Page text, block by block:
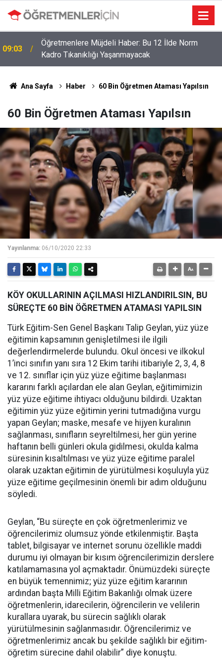
Öğretmenlere Müjdeli Haber: Bu 12 İlde Norm
Kadro Tıkanıklığı Yaşanmayacak
19:02
Öğretmenler İçin Son Saatler! MEB E-Sınav Görev
Başvurularında Süre Doluyor
Ana Sayfa Haber 60 Bin Öğretmen Ataması Yapılsın
60 Bin Öğretmen Ataması Yapılsın
Yayınlanma: 06/10/2020 22:33
KÖY OKULLARININ AÇILMASI HIZLANDIRILSIN, BU
SÜREÇTE 60 BİN ÖĞRETMEN ATAMASI YAPILSIN
Türk Eğitim-Sen Genel Başkanı Talip Geylan, yüz yüze
eğitimin kapsamının genişletilmesi ile ilgili
değerlendirmelerde bulundu. Okul öncesi ve ilkokul
1’inci sınıfın yanı sıra 12 Ekim tarihi itibariyle 2, 3, 4, 8
ve 12. sınıflar için yüz yüze eğitime başlanması
kararını farklı açılardan ele alan Geylan, eğitimimizin
yüz yüze eğitime ihtiyacı olduğunu bildirdi. Uzaktan
eğitimin yüz yüze eğitimin yerini tutmadığına vurgu
yapan Geylan; maske, mesafe ve hijyen kuralının
sağlanması, sınıfların seyreltilmesi, her gün yerine
haftanın belli günleri okula gidilmesi, okulda kalma
süresinin kısaltılması ve yüz yüze eğitime paralel
olarak uzaktan eğitimin de yürütülmesi koşuluyla yüz
yüze eğitime geçilmesinin önemli bir adım olduğunu
söyledi.
Geylan, “Bu süreçte en çok öğretmenlerimiz ve
öğrencilerimiz olumsuz yönde etkilenmiştir. Başta
tablet, bilgisayar ve internet sorunu özellikle maddi
durumu iyi olmayan bir kısım öğrencilerimizin derslere
katılamamasına yol açmaktadır. Önümüzdeki süreçte
en büyük temennimiz; yüz yüze eğitim kararının
ardından başta Milli Eğitim Bakanlığı olmak üzere
öğretmenlerin, idarecilerin, öğrencilerin ve velilerin
kurallara uyarak, bu sürecin sağlıklı olarak
yürütülmesinin sağlanmasıdır. Öğrencilerimiz ve
öğretmenlerimiz ancak bu şekilde sağlıklı bir eğitim-
öğretim sürecine dahil olabilir” diye konuştu.